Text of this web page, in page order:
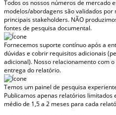
Todos os nossos números de mercado
modelos/abordagens são validados
principais stakeholders. NÃO
fontes de pesquisa documental.
Fornecemos suporte contínuo após a
dúvidas e cobrir requisitos adicionais
adicional). Nosso relacionamento com
entrega do relatório.
Temos um painel de pesquisa
Publicamos apenas relatórios limitados
médio de 1,5 a 2 meses para cada